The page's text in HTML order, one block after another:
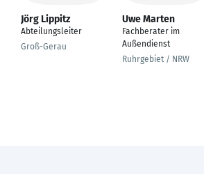
Jörg Lippitz
Abteilungsleiter
Groß-Gerau
Uwe Marten
Fachberater im
Außendienst
Ruhrgebiet / NRW